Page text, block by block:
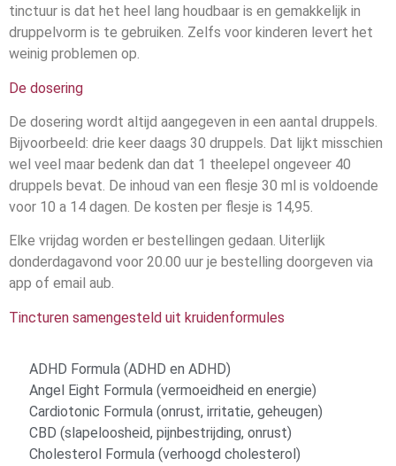
tinctuur is dat het heel lang houdbaar is en gemakkelijk in
druppelvorm is te gebruiken. Zelfs voor kinderen levert het
weinig problemen op.
De dosering
De dosering wordt altijd aangegeven in een aantal druppels.
Bijvoorbeeld: drie keer daags 30 druppels. Dat lijkt misschien
wel veel maar bedenk dan dat 1 theelepel ongeveer 40
druppels bevat. De inhoud van een flesje 30 ml is voldoende
voor 10 a 14 dagen. De kosten per flesje is 14,95.
Elke vrijdag worden er bestellingen gedaan. Uiterlijk
donderdagavond voor 20.00 uur je bestelling doorgeven via
app of email aub.
Tincturen samengesteld uit kruidenformules
ADHD Formula (ADHD en ADHD)
Angel Eight Formula (vermoeidheid en energie)
Cardiotonic Formula (onrust, irritatie, geheugen)
CBD (slapeloosheid, pijnbestrijding, onrust)
Cholesterol Formula (verhoogd cholesterol)